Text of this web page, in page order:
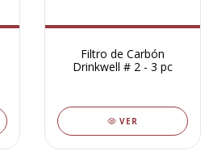
Filtro de Carbón
Drinkwell # 2 - 3 pc
VER